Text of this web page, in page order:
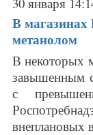
В
метанолом
В некоторых
завышенным
с
внеплановых